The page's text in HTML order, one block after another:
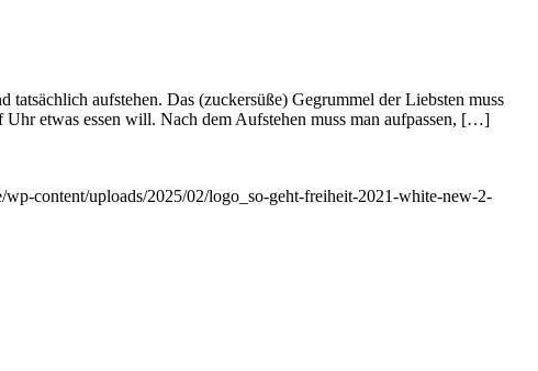
aufstehen. Das (zuckersüße) Gegrummel der Liebsten muss
etwas essen will. Nach dem Aufstehen muss man aufpassen, […]
wp-content/uploads/2025/02/logo_so-geht-freiheit-2021-white-new-2-